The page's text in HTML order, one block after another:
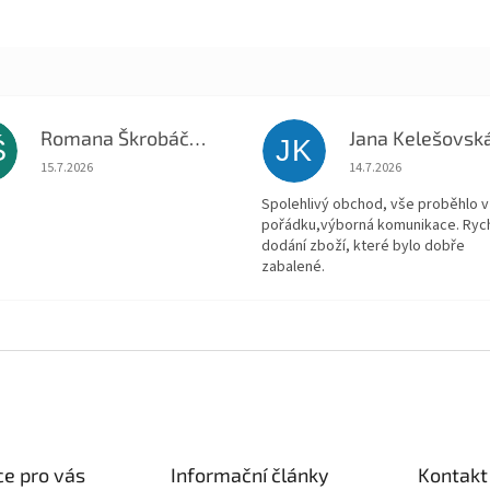
Romana Škrobáčková
Hodnocení obchodu je 5 z 5 hvězdiček.
15.7.2026
JK Jana
Hodnocení obchodu
14.7.2026
Spolehlivý obchod, vše proběhlo v
pořádku,výborná komunikace.
dodání zboží, které bylo dobře
zabalené.
pro vás Informační články Kontakt